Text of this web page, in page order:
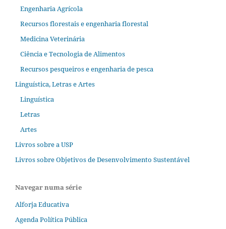
Engenharia Agrícola
Recursos florestais e engenharia florestal
Medicina Veterinária
Ciência e Tecnologia de Alimentos
Recursos pesqueiros e engenharia de pesca
Linguística, Letras e Artes
Linguística
Letras
Artes
Livros sobre a USP
Livros sobre Objetivos de Desenvolvimento Sustentável
Navegar numa série
Alforja Educativa
Agenda Política Pública